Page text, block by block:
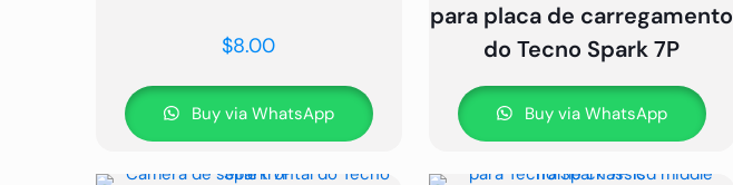
$8.00
Buy via WhatsApp
para placa de carregamento
do Tecno Spark 7P
Buy via WhatsApp